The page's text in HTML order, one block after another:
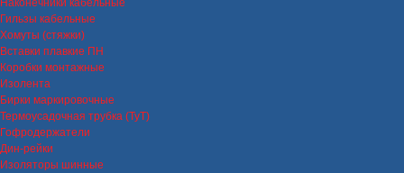
Гильзы кабельные
Хомуты (стяжки)
Вставки плавкие ПН
Коробки монтажные
Изолента
Бирки маркировочные
Термоусадочная трубка (ТуТ)
Гофродержатели
Дин-рейки
Изоляторы шинные